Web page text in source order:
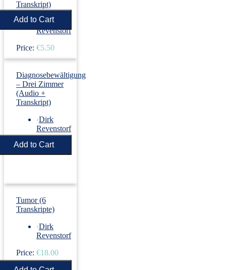
Transkript)
› Dirk
Revenstorf
Price: €5.50
Diagnosebewältigung
– Drei Zimmer
(Audio +
Transkript)
›Dirk
Revenstorf
Price: €5.50
Tumor (6
Transkripte)
›Dirk
Revenstorf
Price: €18.00